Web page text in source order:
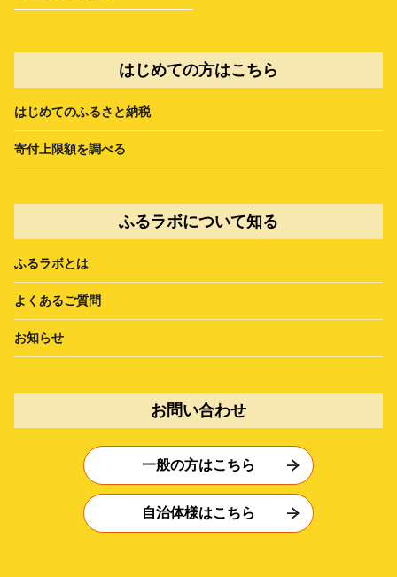
はじめての方はこちら
はじめてのふるさと納税
寄付上限額を調べる
ふるラボについて知る
ふるラボとは
よくあるご質問
お知らせ
お問い合わせ
一般の方はこちら
自治体様はこちら